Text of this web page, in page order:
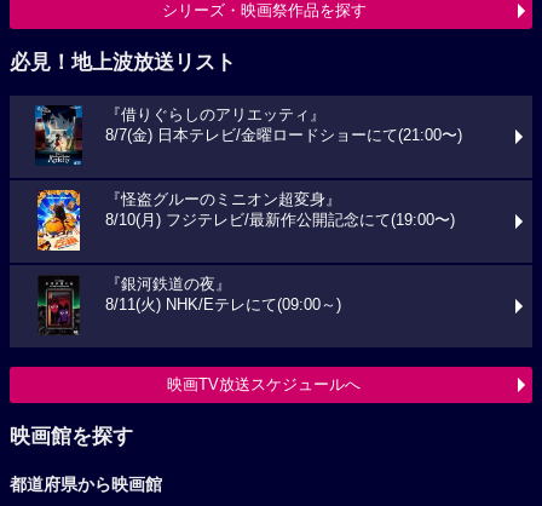
シリーズ・映画祭作品を探す
必見！地上波放送リスト
『借りぐらしのアリエッティ』
8/7(金) 日本テレビ/金曜ロードショーにて(21:00〜)
『怪盗グルーのミニオン超変身』
8/10(月) フジテレビ/最新作公開記念にて(19:00〜)
『銀河鉄道の夜』
8/11(火) NHK/Eテレにて(09:00～)
映画TV放送スケジュールへ
映画館を探す
都道府県から映画館